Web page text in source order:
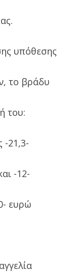
υπόθεσης
το βράδυ
του:
21,3-
-12-
ευρώ